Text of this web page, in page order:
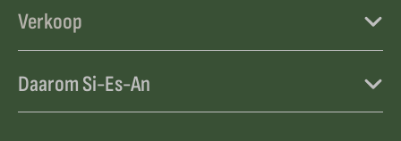
Verkoop
Daarom Si-Es-An